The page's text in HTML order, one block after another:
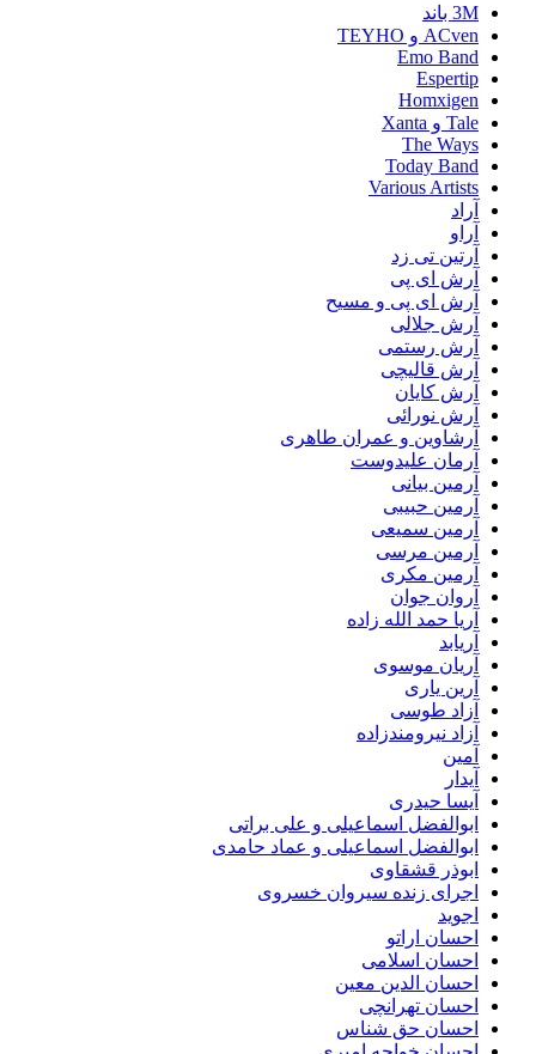
3M باند
ACven و TEYHO
Emo Band
Espertip
Homxigen
Tale و Xanta
The Ways
Today Band
Various Artists
آراد
آراو
آرتین تی زد
آرش ای پی
آرش ای پی و مسیح
آرش جلالی
آرش رستمی
آرش قالیچی
آرش کایان
آرش نورائی
آرشاوین و عمران طاهری
آرمان علیدوست
آرمین بیانی
آرمین حبیبی
آرمین سمیعی
آرمین مرسی
آرمین مکری
آروان جوان
آریا حمد الله زاده
آریابد
آریان موسوی
آرین یاری
آزاد طوسی
آزاد نیرومندزاده
آمین
آیدار
آیسا حیدری
ابوالفضل اسماعیلی و علی براتی
ابوالفضل اسماعیلی و عماد حامدی
ابوذر قشقاوی
اجرای زنده سیروان خسروی
اجوید
احسان اراتو
احسان اسلامی
احسان الدین معین
احسان تهرانچی
احسان حق شناس